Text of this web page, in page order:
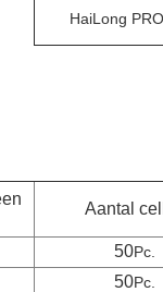
HaiLong
Aantal
50Pc.
50Pc.